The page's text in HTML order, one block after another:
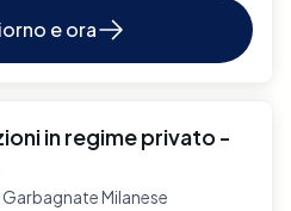
e ora
in regime privato -
Milanese